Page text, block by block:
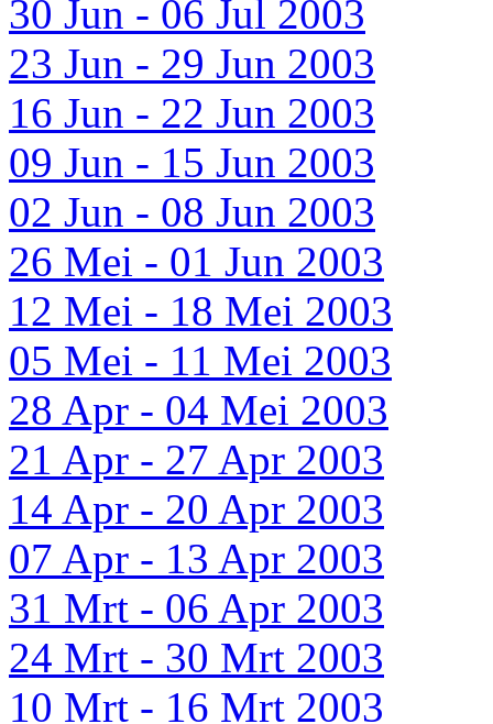
30 Jun - 06 Jul 2003
23 Jun - 29 Jun 2003
16 Jun - 22 Jun 2003
09 Jun - 15 Jun 2003
02 Jun - 08 Jun 2003
26 Mei - 01 Jun 2003
12 Mei - 18 Mei 2003
05 Mei - 11 Mei 2003
28 Apr - 04 Mei 2003
21 Apr - 27 Apr 2003
14 Apr - 20 Apr 2003
07 Apr - 13 Apr 2003
31 Mrt - 06 Apr 2003
24 Mrt - 30 Mrt 2003
10 Mrt - 16 Mrt 2003